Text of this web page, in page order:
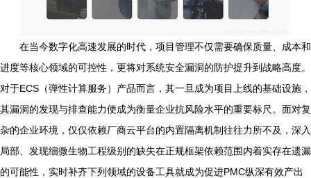
在当今数字化高速发展的时代，项目管理不仅需要确保质量、成本和
进度等核心领域的可控性，更将对系统安全漏洞的防护提升到战略高度。
对于ECS（弹性计算服务）产品而言，其一旦成为项目上线的基础设施，
其漏洞的发现与排查能力便成为衡量企业抗风险水平的重要标尺。面对复
杂的企业环境，仅仅依赖厂商云平台的内置隔离机制往往力所不及，深入
局部、发现细微生物工程级别的缺失在正规框架依赖范围内着实存在遗漏
的可能性，实时补齐下列领域的设备工具就成为促进PMC纵深有效产出